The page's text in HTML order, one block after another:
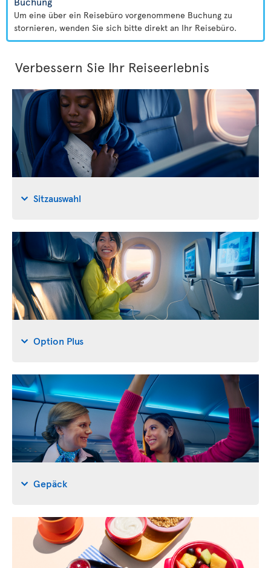
Um eine über ein Reisebüro vorgenommene Buchung zu
stornieren, wenden Sie sich bitte direkt an Ihr Reisebüro.
Verbessern Sie Ihr Reiseerlebnis
Sitzauswahl
Option Plus
Gepäck